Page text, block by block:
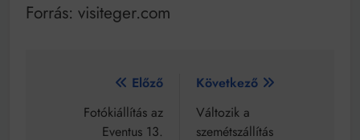
Forrás: visiteger.com
Bejegyzés
navigáció
Előző
Fotókiállítás az
Eventus 13.
Következő
Változik a
szemétszállítás